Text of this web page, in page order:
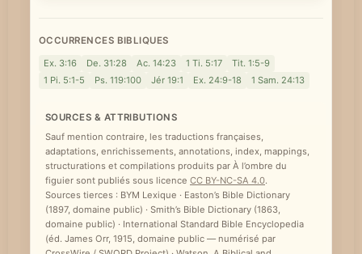
OCCURRENCES BIBLIQUES
Ex. 3:16
De. 31:28 Ac. 14:23 1 Ti. 5:17
Tit. 1:5-9
1 Pi. 5:1-5
Ps. 119:100 Jér 19:1 Ex. 24:9-18 1 Sam. 24:13
SOURCES & ATTRIBUTIONS
Sauf mention contraire, les traductions françaises,
adaptations, enrichissements, annotations, index, mappings,
structurations et compilations produits par À l’ombre du
figuier sont publiés sous licence CC BY-NC-SA 4.0.
Sources tierces : BYM Lexique · Easton’s Bible Dictionary
(1897, domaine public) · Smith’s Bible Dictionary (1863,
domaine public) · International Standard Bible Encyclopedia
(éd. James Orr, 1915, domaine public — numérisé par